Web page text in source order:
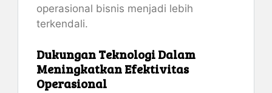
operasional bisnis menjadi lebih
terkendali.
Dukungan Teknologi Dalam
Meningkatkan Efektivitas
Operasional